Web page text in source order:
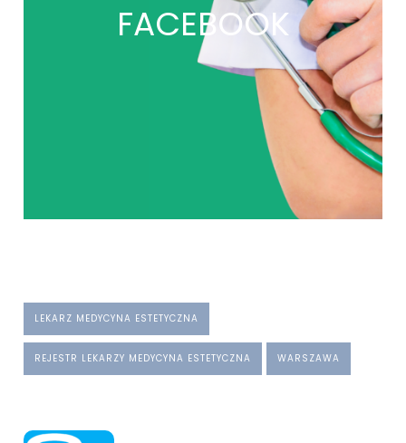
FACEBOOK
LEKARZ MEDYCYNA ESTETYCZNA
REJESTR LEKARZY MEDYCYNA ESTETYCZNA WARSZAWA